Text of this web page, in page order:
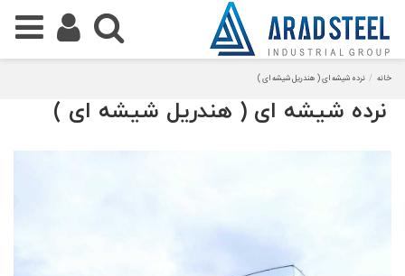
خانه نرده شیشه ای ( هندریل شیشه ای )
نرده شیشه ای ( هندریل شیشه ای )